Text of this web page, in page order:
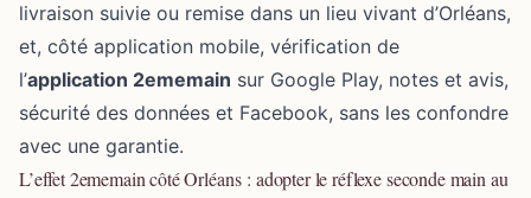
livraison suivie ou remise dans un lieu vivant d’Orléans,
et, côté application mobile, vérification de
l’application 2ememain sur Google Play, notes et avis,
sécurité des données et Facebook, sans les confondre
avec une garantie.
L’effet 2ememain côté Orléans : adopter le réflexe seconde main au